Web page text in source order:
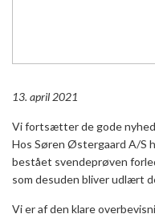
13. april 2021
Vi fortsætter de gode
Hos Søren Østergaard A/S
bestået svendeprøven
som desuden bliver udlært
Vi er af den klare